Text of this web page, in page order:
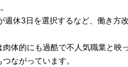
週休3日を選択するなど、働き方
肉体的にも過酷で不人気職業と映
ながっています。